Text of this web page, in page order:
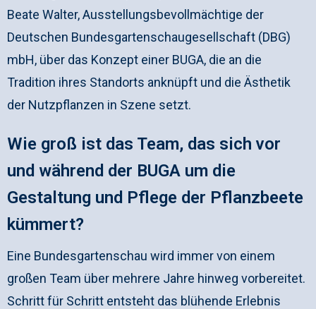
Beate Walter, Ausstellungsbevollmächtige der
Deutschen Bundesgartenschaugesellschaft (DBG)
mbH, über das Konzept einer BUGA, die an die
Tradition ihres Standorts anknüpft und die Ästhetik
der Nutzpflanzen in Szene setzt.
Wie groß ist das Team, das sich vor
und während der BUGA um die
Gestaltung und Pflege der Pflanzbeete
kümmert?
Eine Bundesgartenschau wird immer von einem
großen Team über mehrere Jahre hinweg vorbereitet.
Schritt für Schritt entsteht das blühende Erlebnis